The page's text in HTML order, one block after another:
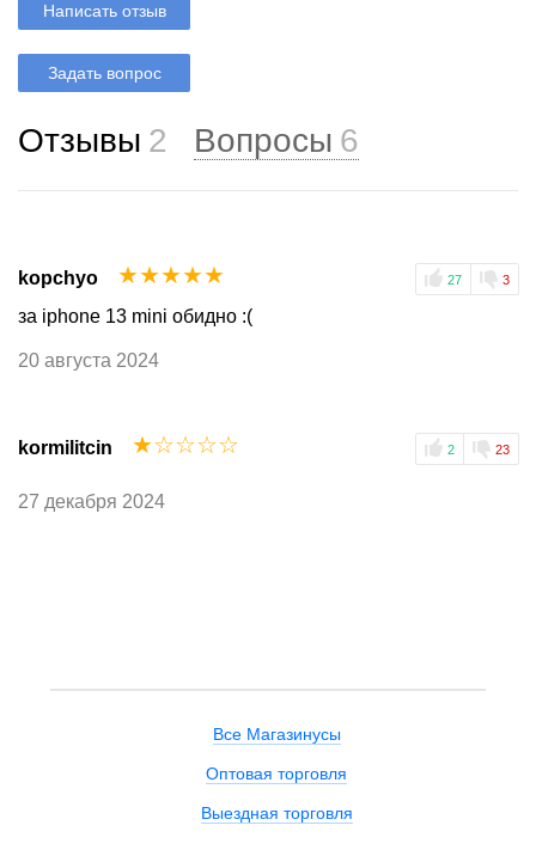
Написать отзыв
Задать вопрос
Отзывы 2 Вопросы 6
kopchyo 27 3
☆
☆
☆
☆
☆
за iphone 13 mini обидно :(
20 августа 2024
kormilitcin 2 23
☆
☆
☆
☆
☆
27 декабря 2024
Все Магазинусы
Оптовая торговля
Выездная торговля